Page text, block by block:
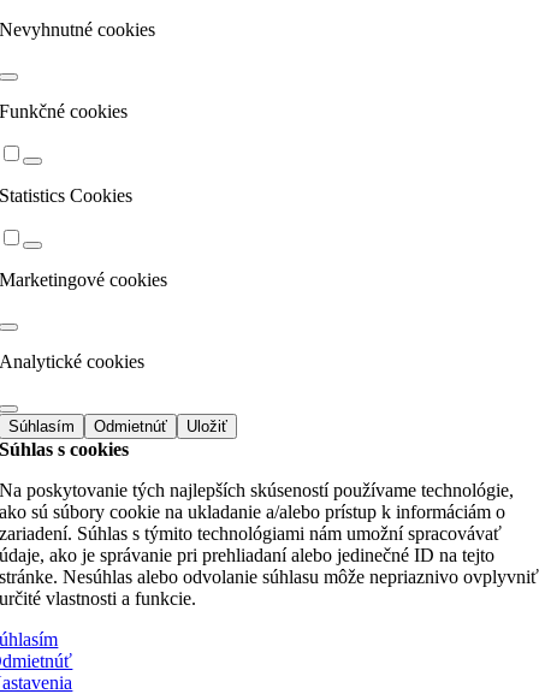
Nevyhnutné cookies
Funkčné cookies
Statistics Cookies
Marketingové cookies
Analytické cookies
Súhlasím Odmietnúť Uložiť
Súhlas s cookies
Na poskytovanie tých najlepších skúseností používame technológie,
ako sú súbory cookie na ukladanie a/alebo prístup k informáciám o
zariadení. Súhlas s týmito technológiami nám umožní spracovávať
údaje, ako je správanie pri prehliadaní alebo jedinečné ID na tejto
stránke. Nesúhlas alebo odvolanie súhlasu môže nepriaznivo ovplyvniť
určité vlastnosti a funkcie.